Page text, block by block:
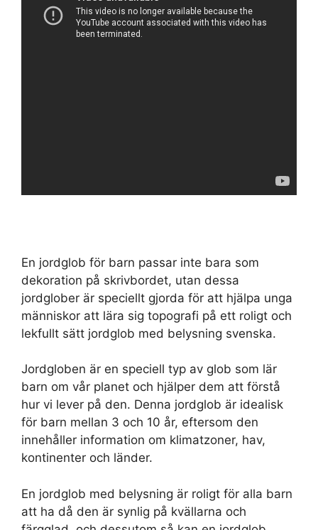
En jordglob för barn passar inte bara som
dekoration på skrivbordet, utan dessa
jordglober är speciellt gjorda för att hjälpa unga
människor att lära sig topografi på ett roligt och
lekfullt sätt jordglob med belysning svenska.
Jordgloben är en speciell typ av glob som lär
barn om vår planet och hjälper dem att förstå
hur vi lever på den. Denna jordglob är idealisk
för barn mellan 3 och 10 år, eftersom den
innehåller information om klimatzoner, hav,
kontinenter och länder.
En jordglob med belysning är roligt för alla barn
att ha då den är synlig på kvällarna och